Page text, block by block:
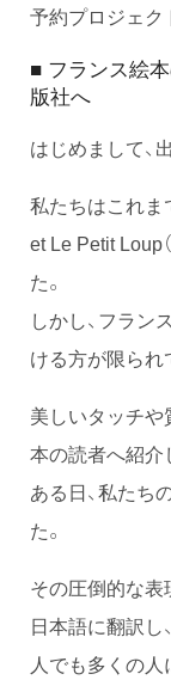
予約プロジェク
■ フランス絵
版社へ
はじめまして、
私たちはこれま
et Le Petit Loup
た。
しかし、フラン
ける方が限られ
美しいタッチや
本の読者へ紹介
ある日、私たち
た。
その圧倒的な表
日本語に翻訳し
人でも多くの人